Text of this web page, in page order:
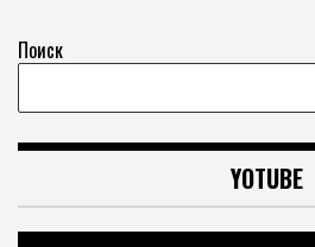
Поиск
YOTUBE